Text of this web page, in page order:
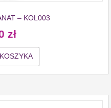
– KOL003
zł